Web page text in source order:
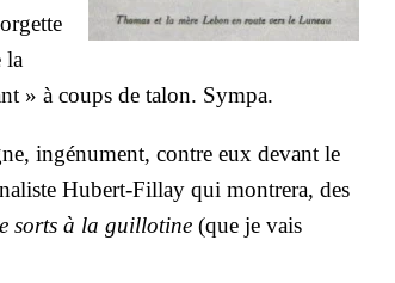
la
» à coups de talon. Sym­pa.
ingé­nu­ment, contre eux devant le
Hubert-Fillay qui mon­tre­ra, des
sorts à la guillo­tine (que je vais